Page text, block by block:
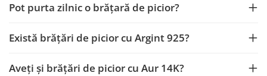
Pot purta zilnic o brățară de picior?
Există brățări de picior cu Argint 925?
Aveți și brățări de picior cu Aur 14K?